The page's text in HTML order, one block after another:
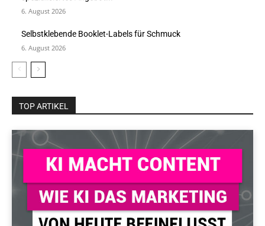
6. August 2026
Selbstklebende Booklet-Labels für Schmuck
6. August 2026
TOP ARTIKEL